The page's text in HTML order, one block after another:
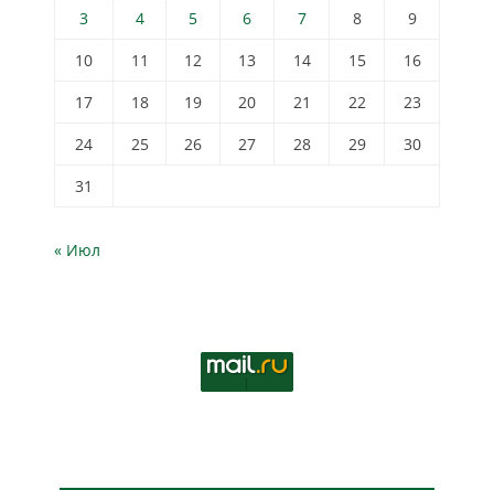
3
4 5 6 7 8
9
10
11 12 13 14 15
16
17
18 19 20 21 22
23
24
25 26 27 28 29
30
31
« Июл